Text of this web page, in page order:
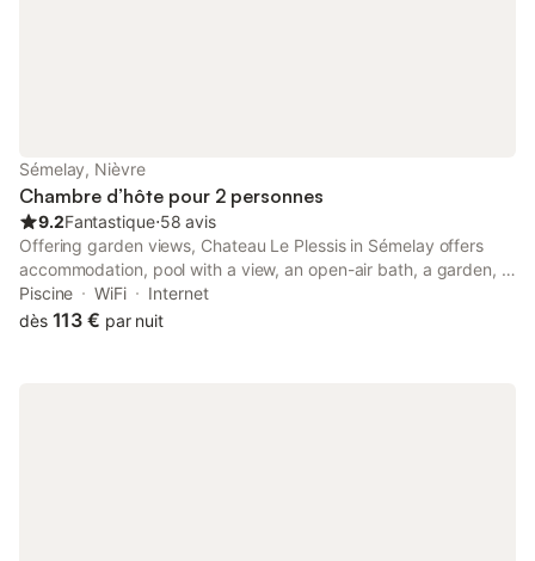
Sémelay, Nièvre
Chambre d’hôte pour 2 personnes
9.2Fantastique⋅58 avis
Offering garden views, Chateau Le Plessis in Sémelay offers
accommodation, pool with a view, an open-air bath, a garden, a
bar and a shared lounge. This property offers access to a
terrace, a pool table, free private parking and free WiFi.
Piscine WiFi
Internet
dès 113 € par nuit